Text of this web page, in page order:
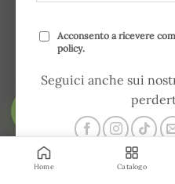
Acconsento a ricevere
policy.
Seguici anche sui
Home Catalogo